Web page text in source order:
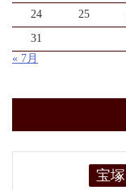
24
25
31
« 7月
宝塚